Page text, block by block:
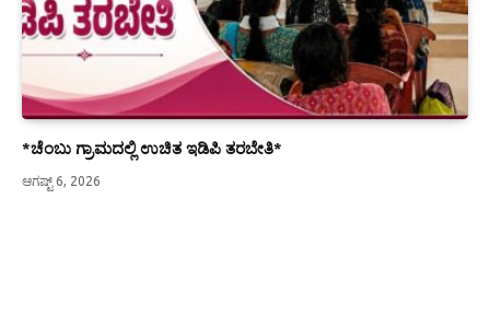
*ಚೆಂಬು ಗ್ರಾಮದಲ್ಲಿ ಉಚಿತ ಇಡಿಪಿ ತರಬೇತಿ*
ಆಗಷ್ಟ್ 6, 2026